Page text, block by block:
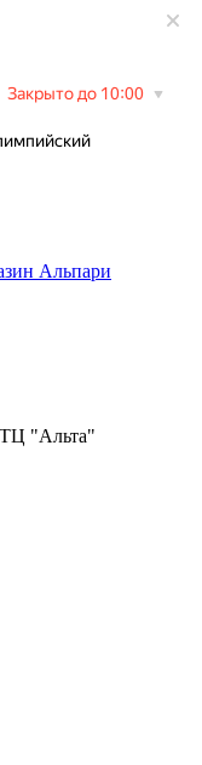
Альпари
"Альта"